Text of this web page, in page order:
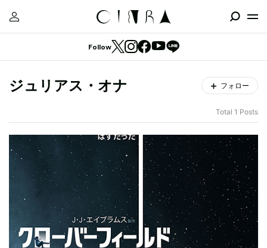
Follow
ジュリアス・オナ フォロー
Total 1 Posts